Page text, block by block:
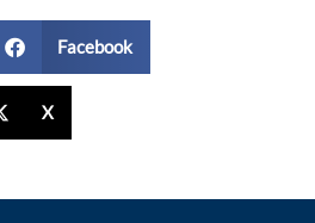
Facebook
X